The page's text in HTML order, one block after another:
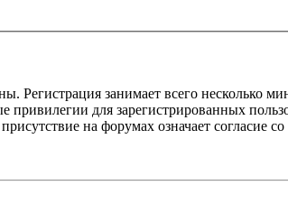
Регистрация занимает всего несколько
для зарегистрированных
на форумах означает согласие со